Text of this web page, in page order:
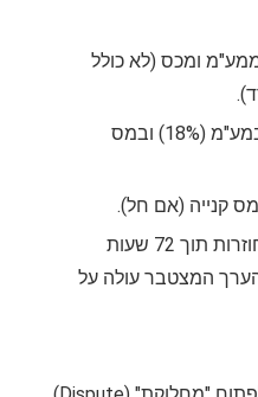
מלא ממע"מ ומכס (לא כולל
75$-500$: פטור ממכס, חייב במע"מ (18%) ובמס
כפל הזמנות: הימנעו מהזמנות חוזרות תוך 72 שעות
המצטבר עולה על